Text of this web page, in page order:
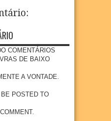
res de
15
de
nova
ria em
a
COMENTÁRIOS
DE BAIXO
A VONTADE.
POSTED TO